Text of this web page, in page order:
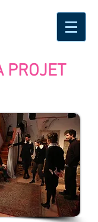
PROJET